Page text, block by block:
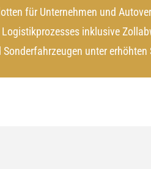
für Unternehmen und
inklusive
unter